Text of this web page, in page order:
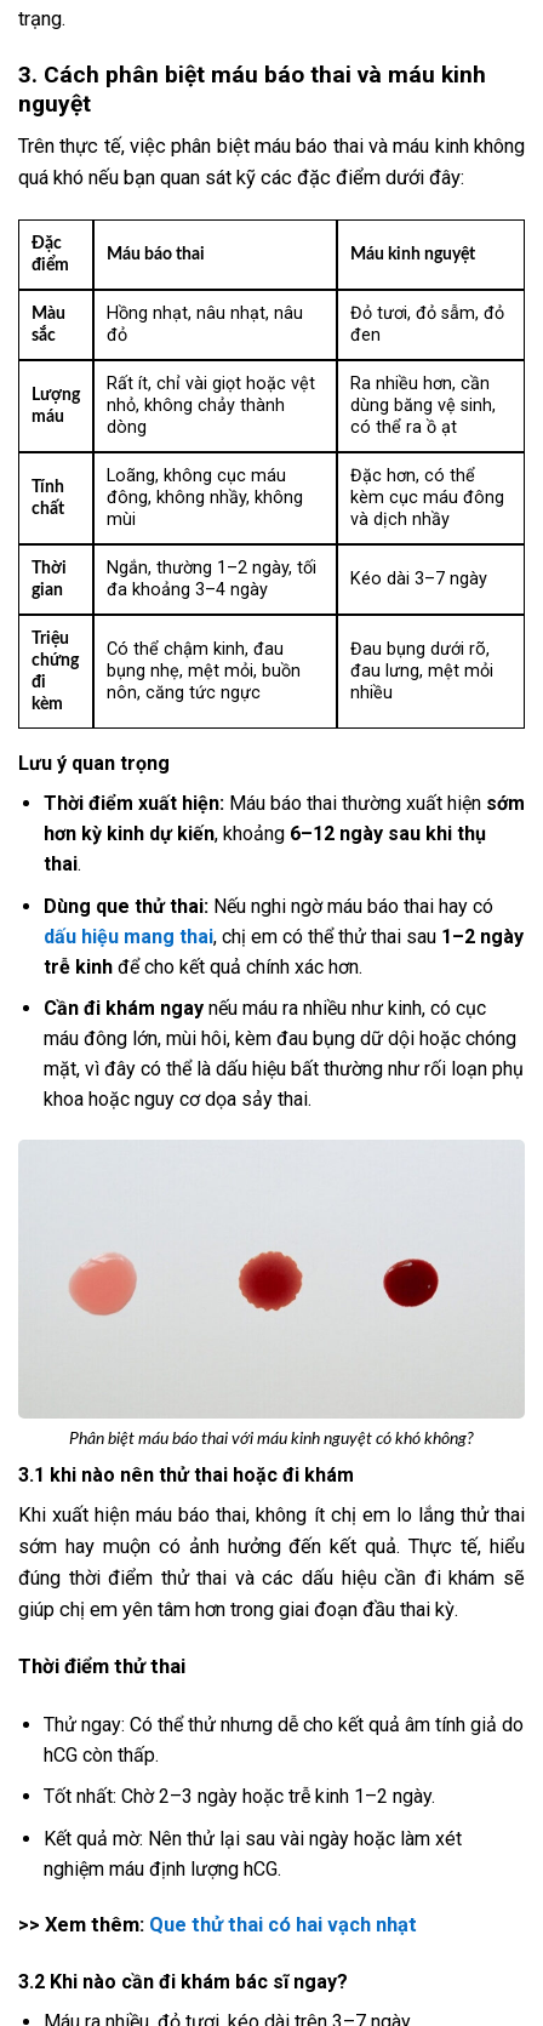
trạng.
3. Cách phân biệt máu báo thai và máu kinh
nguyệt
Trên thực tế, việc phân biệt máu báo thai và máu kinh không
quá khó nếu bạn quan sát kỹ các đặc điểm dưới đây:
Đặc
điểm
Máu báo thai Máu kinh nguyệt
Màu
sắc
Hồng nhạt, nâu nhạt, nâu
đỏ
Đỏ tươi, đỏ sẫm, đỏ
đen
Lượng
máu
Rất ít, chỉ vài giọt hoặc vệt
nhỏ, không chảy thành
dòng
Ra nhiều hơn, cần
dùng băng vệ sinh,
có thể ra ồ ạt
Tính
chất
Loãng, không cục máu
đông, không nhầy, không
mùi
Đặc hơn, có thể
kèm cục máu đông
và dịch nhầy
Thời
gian
Ngắn, thường 1–2 ngày, tối
đa khoảng 3–4 ngày
Kéo dài 3–7 ngày
Triệu
chứng
đi
kèm
Có thể chậm kinh, đau
bụng nhẹ, mệt mỏi, buồn
nôn, căng tức ngực
Đau bụng dưới rõ,
đau lưng, mệt mỏi
nhiều
Lưu ý quan trọng
Thời điểm xuất hiện:Máu báo thai thường xuất hiện sớm
hơn kỳ kinh dự kiến, khoảng 6–12 ngày sau khi thụ
thai.
Dùng que thử thai:Nếu nghi ngờ máu báo thai hay có
dấu hiệu mang thai, chị em có thể thử thai sau 1–2 ngày
trễ kinhđể cho kết quả chính xác hơn.
Cần đi khám ngaynếu máu ra nhiều như kinh, có cục
máu đông lớn, mùi hôi, kèm đau bụng dữ dội hoặc chóng
mặt, vì đây có thể là dấu hiệu bất thường như rối loạn phụ
khoa hoặc nguy cơ dọa sảy thai.
Phân biệt máu báo thai với máu kinh nguyệt có khó không?
3.1 khi nào nên thử thai hoặc đi khám
Khi xuất hiện máu báo thai, không ít chị em lo lắng thử thai
sớm hay muộn có ảnh hưởng đến kết quả. Thực tế, hiểu
đúng thời điểm thử thai và các dấu hiệu cần đi khám sẽ
giúp chị em yên tâm hơn trong giai đoạn đầu thai kỳ.
Thời điểm thử thai
Thử ngay: Có thể thử nhưng dễ cho kết quả âm tính giả do
hCG còn thấp.
Tốt nhất: Chờ 2–3 ngày hoặc trễ kinh 1–2 ngày.
Kết quả mờ: Nên thử lại sau vài ngày hoặc làm xét
nghiệm máu định lượng hCG.
>> Xem thêm: Que thử thai có hai vạch nhạt
3.2 Khi nào cần đi khám bác sĩ ngay?